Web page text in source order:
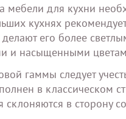
мебели для кухни
кухнях
его более
и насыщенными
гаммы следует
в классическом
склоняются в сторону